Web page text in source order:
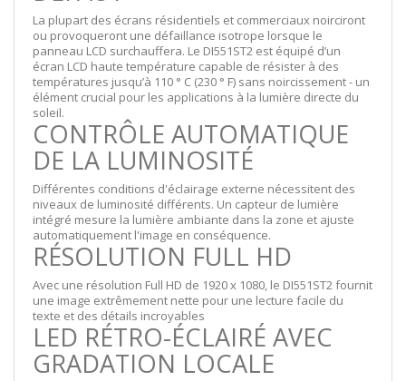
La plupart des écrans résidentiels et commerciaux noirciront
ou provoqueront une défaillance isotrope lorsque le
panneau LCD surchauffera. Le DI551ST2 est équipé d’un
écran LCD haute température capable de résister à des
températures jusqu’à 110 ° C (230 ° F) sans noircissement - un
élément crucial pour les applications à la lumière directe du
soleil.
CONTRÔLE AUTOMATIQUE
DE LA LUMINOSITÉ
Différentes conditions d'éclairage externe nécessitent des
niveaux de luminosité différents. Un capteur de lumière
intégré mesure la lumière ambiante dans la zone et ajuste
automatiquement l'image en conséquence.
RÉSOLUTION FULL HD
Avec une résolution Full HD de 1920 x 1080, le DI551ST2 fournit
une image extrêmement nette pour une lecture facile du
texte et des détails incroyables
LED RÉTRO-ÉCLAIRÉ AVEC
GRADATION LOCALE